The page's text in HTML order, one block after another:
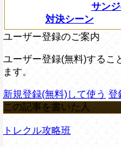
サン
対決シーン
ユーザー登録のご案内
ユーザー登録(無料)するこ
ます。
新規登録(無料)して使う 登
この記事を書いた人
トレクル攻略班